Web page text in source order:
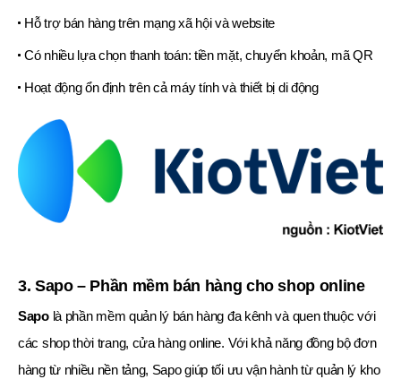
Hỗ trợ bán hàng trên mạng xã hội và website
Có nhiều lựa chọn thanh toán: tiền mặt, chuyển khoản, mã QR
Hoạt động ổn định trên cả máy tính và thiết bị di động
3. Sapo – Phần mềm bán hàng cho shop online
Sapolà phần mềm quản lý bán hàng đa kênh và quen thuộc với
các shop thời trang, cửa hàng online. Với khả năng đồng bộ đơn
hàng từ nhiều nền tảng, Sapo giúp tối ưu vận hành từ quản lý kho